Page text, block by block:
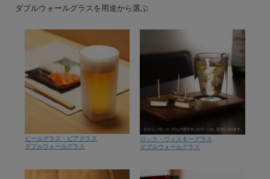
ダブルウォールグラスを用途から選ぶ
ビールグラス・ビアグラス
ダブルウォールグラス
ロック・ウィスキーグラス
ダブルウォールグラス